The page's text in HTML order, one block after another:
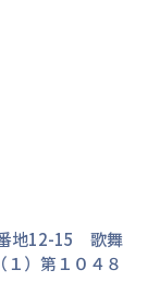
地12-15 歌舞
）第１０４８